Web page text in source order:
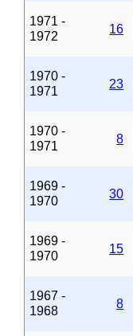
1971 -
1972
16
1970 -
1971
23
1970 -
1971
8
1969 -
1970
30
1969 -
1970
15
1967 -
1968
8